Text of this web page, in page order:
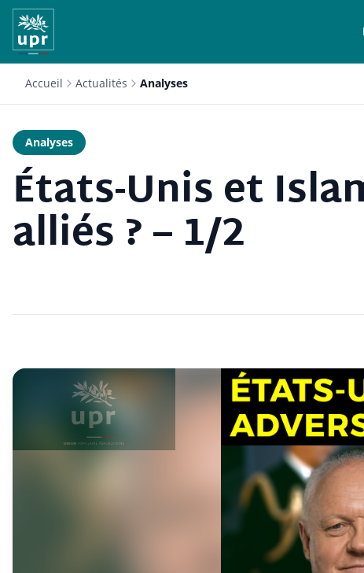
Accueil Actualités Analyses
Analyses
États-Unis et
alliés ? – 1/2